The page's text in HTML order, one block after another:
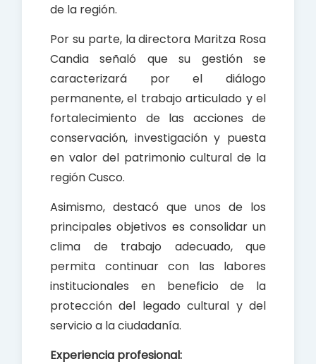
de la región.
Por su parte, la directora Maritza Rosa
Candia señaló que su gestión se
caracterizará por el diálogo
permanente, el trabajo articulado y el
fortalecimiento de las acciones de
conservación, investigación y puesta
en valor del patrimonio cultural de la
región Cusco.
Asimismo, destacó que unos de los
principales objetivos es consolidar un
clima de trabajo adecuado, que
permita continuar con las labores
institucionales en beneficio de la
protección del legado cultural y del
servicio a la ciudadanía.
Experiencia profesional: